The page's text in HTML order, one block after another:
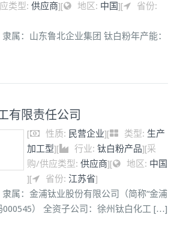
类型: 供应商][ 地区: 中国][
省份:
属：山东鲁北企业集团 钛白粉年产能：
有限责任公司
[ 性质: 民营企业][ 类型: 生产
加工型][ 行业: 钛白粉产品][采
购/供应类型: 供应商][ 地区: 中国
][ 省份: 江苏省]
属：金浦钛业股份有限公司（简称“金浦
000545） 全资子公司：徐州钛白化工 […]